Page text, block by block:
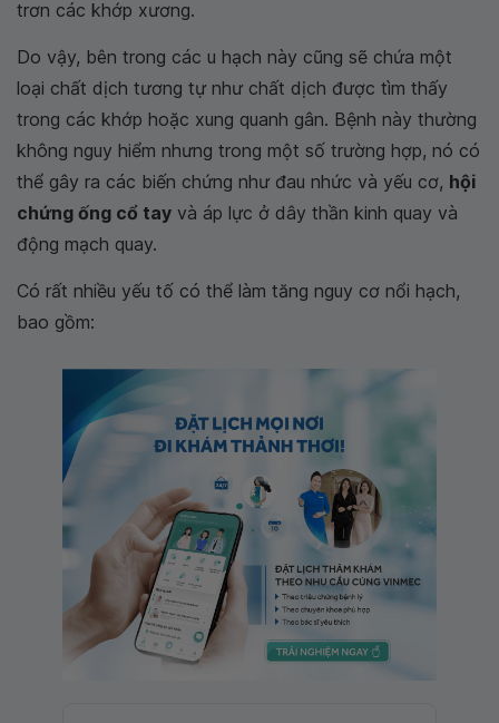
trơn các khớp xương.
Do vậy, bên trong các u hạch này cũng sẽ chứa một
loại chất dịch tương tự như chất dịch được tìm thấy
trong các khớp hoặc xung quanh gân. Bệnh này thường
không nguy hiểm nhưng trong một số trường hợp, nó có
thể gây ra các biến chứng như đau nhức và yếu cơ, hội
chứng ống cổ tay và áp lực ở dây thần kinh quay và
động mạch quay.
Có rất nhiều yếu tố có thể làm tăng nguy cơ nổi hạch,
bao gồm: